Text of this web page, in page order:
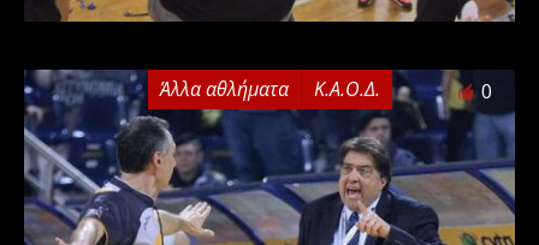
Άλλα αθλήματα Κ.Α.Ο.Δ. 0